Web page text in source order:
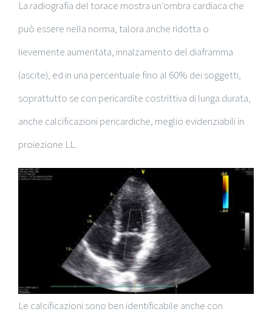
La radiografia del torace mostra un’ombra cardiaca che
può essere nella norma, talora anche ridotta o
lievemente aumentata, innalzamento del diaframma
(ascite), ed in una percentuale fino al 60% dei soggetti,
soprattutto se con pericardite costrittiva di lunga durata,
anche calcificazioni pericardiche, meglio evidenziabili in
proiezione LL.
Le calcificazioni sono ben identificabile anche con